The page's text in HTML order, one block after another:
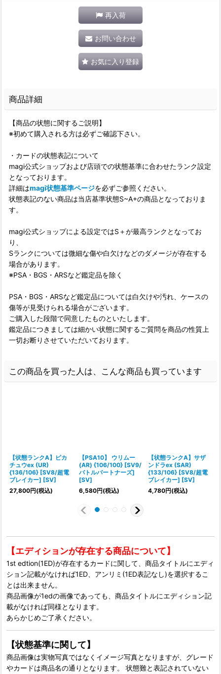
再入荷
お問い合わせ
お気に入り登録
商品詳細
【商品の状態に関するご説明】
※初めて購入される方は必ずご確認下さい。
・カードの状態表記について
magi公式ショップおよび店頭での状態基準に合わせたランク設定
となっております。
詳細はmagi状態基準ページを必ずご参照ください。
状態表記のない商品は当店基準状態S~A+の商品となっておりま
す。
magi公式ショップによる設定ではS＋が最高ランクとなってお
り、
Sランクについては微細な傷や白欠けなどのダメージが存在する
場合があります。
※PSA・BGS・ARSなど鑑定品を除く
PSA・BGS・ARSなど鑑定品については白欠けや汚れ、ケースの
傷等が見受けられる場合がございます。
ご購入した段階で同意したものといたします。
鑑定品につきましては細かい状態に関するご質問を商品の性質上
一切お断りさせていただいております。
この商品を買った人は、こんな商品も買っています
【状態ランクA】ピカ
チュウex (UR)
{136/106} [SV8/超電
ブレイカー] [SV]
27,800円(税込)
【PSA10】 ウリムー
(AR) {106/100} [SV9/
バトルパートナーズ]
[SV]
6,580円(税込)
【状態ランクA】サザ
ンドラex (SAR)
{133/106} [SV8/超電
ブレイカー] [SV]
4,780円(税込)
【エディションが存在する商品について】
1st edtion(1ED)が存在するカードに関して、商品タイトルにエディ
ション記載がなければ1ED、アンリミ(1ED表記なし)を選択するこ
とは出来ません。
商品画像が1edの画像であっても、商品タイトルにエディション記
載がなければ同様となります。
あらかじめご了承ください。
【状態基準に関して】
商品画像は実物写真ではなくイメージ写真となりますが、グレード
やカードは商品名の通りとなります。 状態難と表記されていない